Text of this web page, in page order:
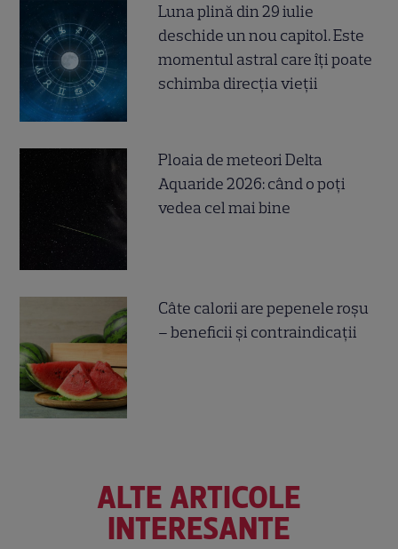
Luna plină din 29 iulie
deschide un nou capitol. Este
momentul astral care îți poate
schimba direcția vieții
Ploaia de meteori Delta
Aquaride 2026: când o poți
vedea cel mai bine
Câte calorii are pepenele roșu
– beneficii și contraindicații
ALTE ARTICOLE
INTERESANTE